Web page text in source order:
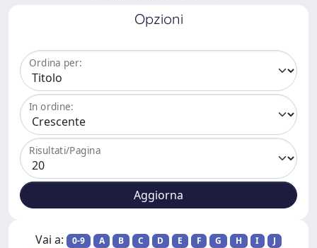
Opzioni
Ordina per:
In ordine:
Risultati/Pagina
Vai a: 0-9 A B C D E F G H I
J